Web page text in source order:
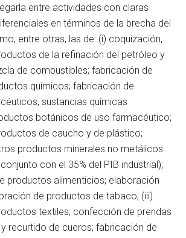
entre actividades con claras
en términos de la brecha del
entre otras, las de: (i) coquización,
de la refinación del petróleo y
de combustibles; fabricación de
químicos; fabricación de
sustancias químicas
botánicos de uso farmacéutico;
de caucho y de plástico;
productos minerales no metálicos
con el 35% del PIB industrial);
productos alimenticios; elaboración
de productos de tabaco; (iii)
textiles; confección de prendas
recurtido de cueros; fabricación de